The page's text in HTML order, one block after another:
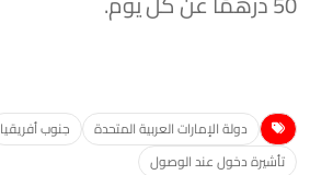
دولة الإمارات العربية المتحدة جنوب أفريقيا
تأشيرة دخول عند الوصول